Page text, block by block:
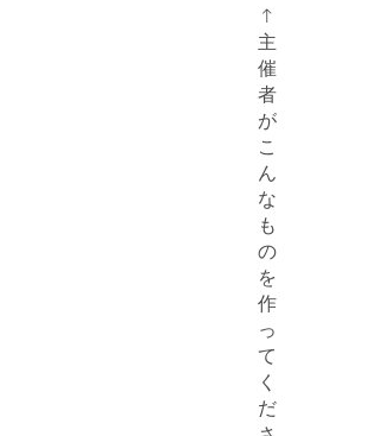
↑
主
催
者
が
こ
ん
な
も
の
を
作
っ
て
く
だ